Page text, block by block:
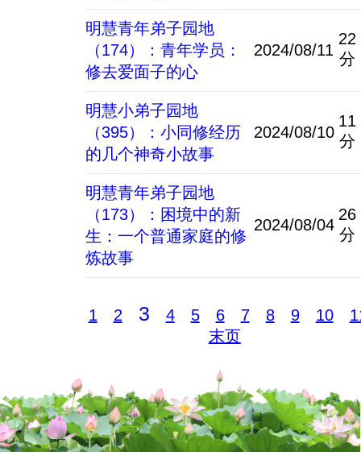
明慧青年弟子园地
（174）：青年学员：
修去爱面子的心
2024/08/11
22
分
明慧小弟子园地
（395）：小同修经历
的几个神奇小故事
2024/08/10
11
分
明慧青年弟子园地
（173）：困境中的新
生：一个普通家庭的修
炼故事
2024/08/04
26
分
1 2 3 4 5 6 7 8 9 10
末页